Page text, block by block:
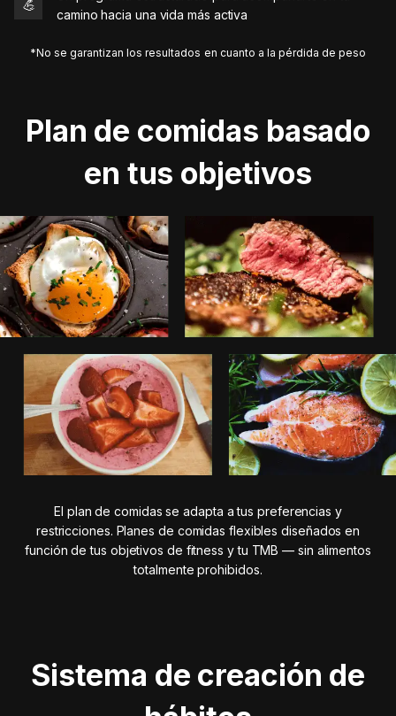
💪
camino hacia una vida más activa
*No se garantizan los resultados en cuanto a la pérdida de peso
Plan de comidas basado
en tus objetivos
El plan de comidas se adapta a tus preferencias y
restricciones. Planes de comidas flexibles diseñados en
función de tus objetivos de fitness y tu TMB — sin alimentos
totalmente prohibidos.
Sistema de creación de